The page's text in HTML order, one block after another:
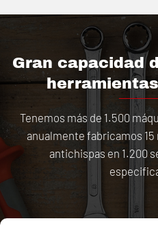
Gran capacidad
Tenemos más de 1.500
anualmente fabricamos
antichispas en 1.200